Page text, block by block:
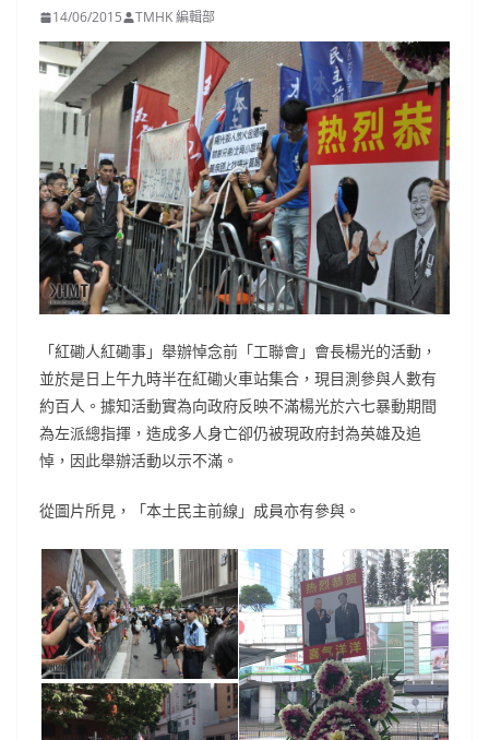
14/06/2015 TMHK 編輯部
「紅磡人紅磡事」舉辦悼念前「工聯會」會長楊光的活動，
並於是日上午九時半在紅磡火車站集合，現目測參與人數有
約百人。據知活動實為向政府反映不滿楊光於六七暴動期間
為左派總指揮，造成多人身亡卻仍被現政府封為英雄及追
悼，因此舉辦活動以示不滿。
從圖片所見，「本土民主前線」成員亦有參與。